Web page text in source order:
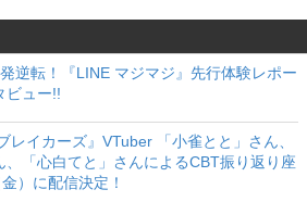
逆転！『LINE マジマジ』先行体験レポー
ビュー!!
レイカーズ』VTuber 「小雀とと」さん、
、「心白てと」さんによるCBT振り返り座
）に配信決定！